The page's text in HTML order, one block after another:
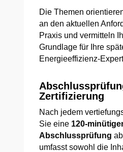
Die Themen
an den aktuellen
Praxis und vermitteln
Grundlage für Ihre
Energieeffizienz-
Zertifizierung
Nach jedem
Sie eine 120-
Abschlussprüfung
umfasst sowohl die